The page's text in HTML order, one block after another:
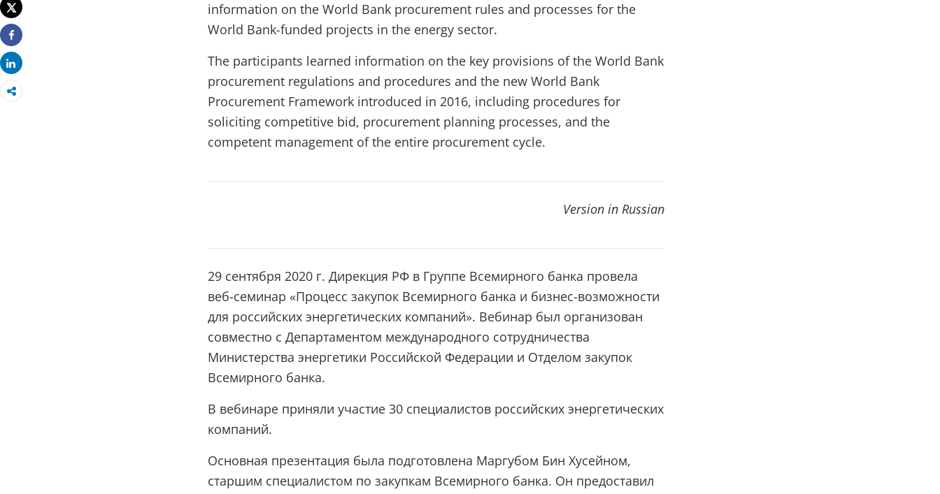
Tweet
Share
Share
information on the World Bank procurement rules and processes for the
World Bank-funded projects in the energy sector.
The participants learned information on the key provisions of the World Bank
procurement regulations and procedures and the new World Bank
Procurement Framework introduced in 2016, including procedures for
soliciting competitive bid, procurement planning processes, and the
competent management of the entire procurement cycle.
Version in Russian
29 сентября 2020 г. Дирекция РФ в Группе Всемирного банка провела
веб-семинар «Процесс закупок Всемирного банка и бизнес-возможности
для российских энергетических компаний». Вебинар был организован
совместно с Департаментом международного сотрудничества
Министерства энергетики Российской Федерации и Отделом закупок
Всемирного банка.
В вебинаре приняли участие 30 специалистов российских энергетических
компаний.
Основная презентация была подготовлена ​​Маргубом Бин Хусейном,
старшим специалистом по закупкам Всемирного банка. Он предоставил